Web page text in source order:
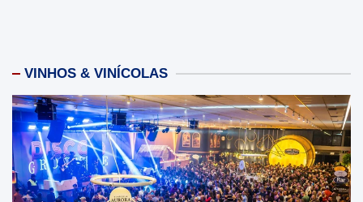
VINHOS & VINÍCOLAS